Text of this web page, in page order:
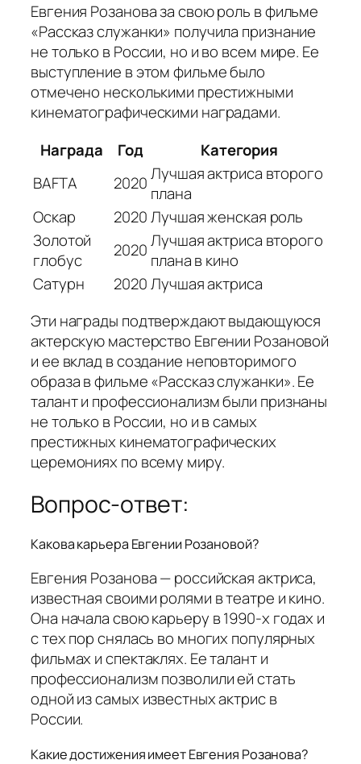
Евгения Розанова за свою роль в фильме
«Рассказ служанки» получила признание
не только в России, но и во всем мире. Ее
выступление в этом фильме было
отмечено несколькими престижными
кинематографическими наградами.
Награда
Год
Категория
BAFTA
2020Лучшая актриса второго
плана
Оскар
2020Лучшая женская роль
Золотой
глобус
2020Лучшая актриса второго
плана в кино
Сатурн
2020Лучшая актриса
Эти награды подтверждают выдающуюся
актерскую мастерство Евгении Розановой
и ее вклад в создание неповторимого
образа в фильме «Рассказ служанки». Ее
талант и профессионализм были признаны
не только в России, но и в самых
престижных кинематографических
церемониях по всему миру.
Вопрос-ответ:
Какова карьера Евгении Розановой?
Евгения Розанова — российская актриса,
известная своими ролями в театре и кино.
Она начала свою карьеру в 1990-х годах и
с тех пор снялась во многих популярных
фильмах и спектаклях. Ее талант и
профессионализм позволили ей стать
одной из самых известных актрис в
России.
Какие достижения имеет Евгения Розанова?